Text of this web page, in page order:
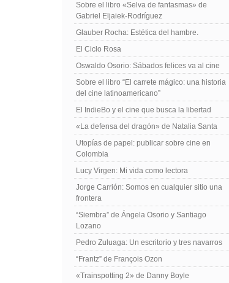
Sobre el libro «Selva de fantasmas» de
Gabriel Eljaiek-Rodríguez
Glauber Rocha: Estética del hambre.
El Ciclo Rosa
Oswaldo Osorio: Sábados felices va al cine
Sobre el libro “El carrete mágico: una historia
del cine latinoamericano”
El IndieBo y el cine que busca la libertad
«La defensa del dragón» de Natalia Santa
Utopías de papel: publicar sobre cine en
Colombia
Lucy Virgen: Mi vida como lectora
Jorge Carrión: Somos en cualquier sitio una
frontera
“Siembra” de Ángela Osorio y Santiago
Lozano
Pedro Zuluaga: Un escritorio y tres navarros
“Frantz” de François Ozon
«Trainspotting 2» de Danny Boyle